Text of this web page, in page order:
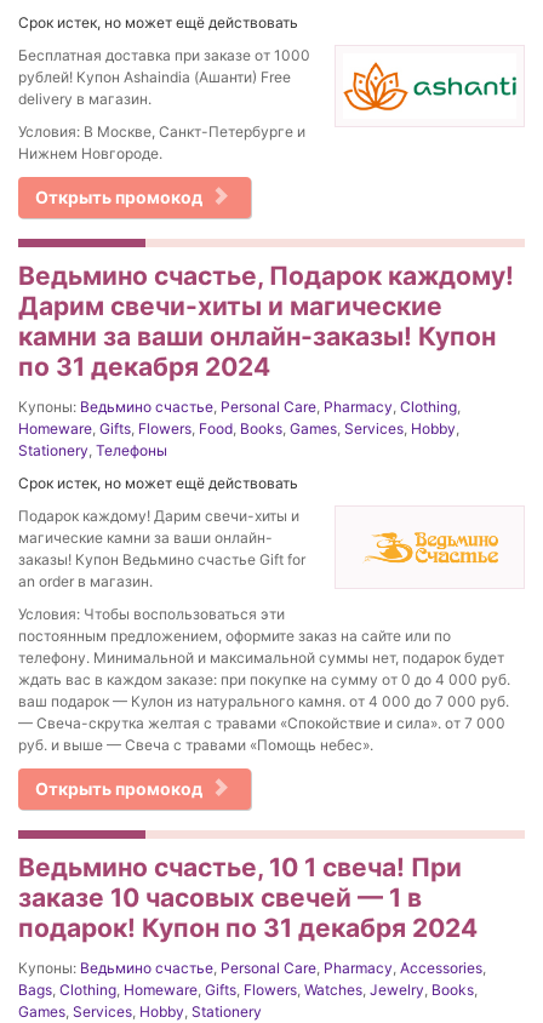
Срок истек, но может ещё действовать
Бесплатная доставка при заказе от 1000
рублей! Купон Ashaindia (Ашанти) Free
delivery в магазин.
Условия: В Москве, Санкт-Петербурге и
Нижнем Новгороде.
Открыть промокод
Ведьмино счастье, Подарок каждому!
Дарим свечи-хиты и магические
камни за ваши онлайн-заказы! Купон
по 31 декабря 2024
Купоны: Ведьмино счастье, Personal Care, Pharmacy, Clothing,
Homeware, Gifts, Flowers, Food, Books, Games, Services, Hobby,
Stationery, Телефоны
Срок истек, но может ещё действовать
Подарок каждому! Дарим свечи-хиты и
магические камни за ваши онлайн-
заказы! Купон Ведьмино счастье Gift for
an order в магазин.
Условия: Чтобы воспользоваться эти
постоянным предложением, оформите заказ на сайте или по
телефону. Минимальной и максимальной суммы нет, подарок будет
ждать вас в каждом заказе: при покупке на сумму от 0 до 4 000 руб.
ваш подарок — Кулон из натурального камня. от 4 000 до 7 000 руб.
— Свеча-скрутка желтая с травами «Спокойствие и сила». от 7 000
руб. и выше — Свеча с травами «Помощь небес».
Открыть промокод
Ведьмино счастье, 10 1 свеча! При
заказе 10 часовых свечей — 1 в
подарок! Купон по 31 декабря 2024
Купоны: Ведьмино счастье, Personal Care, Pharmacy, Accessories,
Bags, Clothing, Homeware, Gifts, Flowers, Watches, Jewelry, Books,
Games, Services, Hobby, Stationery